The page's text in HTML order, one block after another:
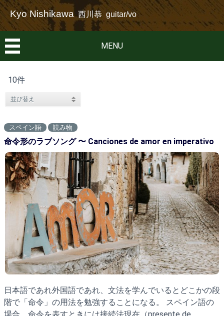
Kyo Nishikawa西川恭 guitar/vo
MENU
10件
スペイン語 読み物
命令形のラブソング 〜 Canciones de amor en imperativo
日本語であれ外国語であれ、文法を学んでいるとどこかの段
階で「命令」の用法を勉強することになる。 スペイン語の